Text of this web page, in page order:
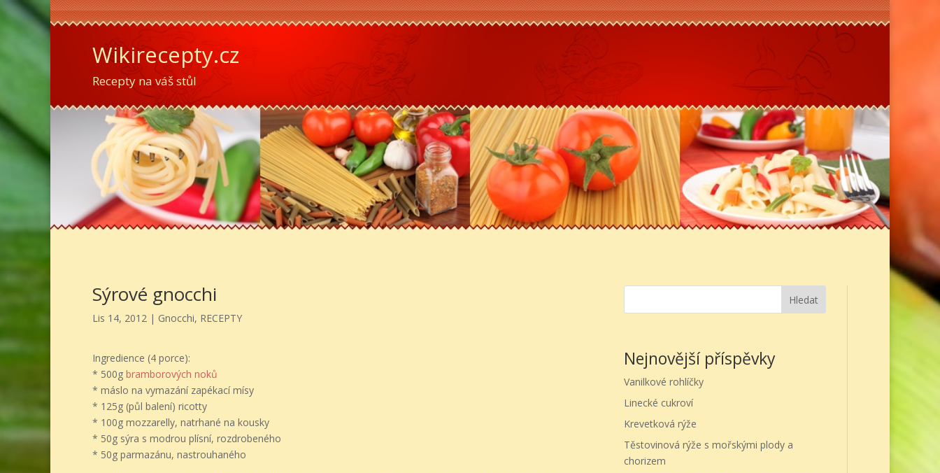
Wikirecepty.cz
Recepty na váš stůl
Sýrové gnocchi
Lis 14, 2012 | Gnocchi, RECEPTY
Ingredience (4 porce):
* 500g bramborových noků
* máslo na vymazání zapékací mísy
* 125g (půl balení) ricotty
* 100g mozzarelly, natrhané na kousky
* 50g sýra s modrou plísní, rozdrobeného
* 50g parmazánu, nastrouhaného
Hledat
Nejnovější příspěvky
Vanilkové rohlíčky
Linecké cukroví
Krevetková rýže
Těstovinová rýže s mořskými plody a
chorizem